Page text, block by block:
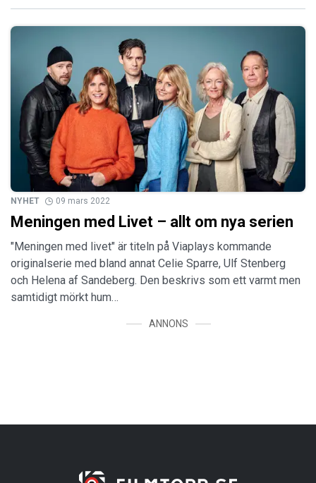
NYHET 09 mars 2022
Meningen med Livet – allt om nya serien
"Meningen med livet" är titeln på Viaplays kommande
originalserie med bland annat Celie Sparre, Ulf Stenberg
och Helena af Sandeberg. Den beskrivs som ett varmt men
samtidigt mörkt hum…
ANNONS